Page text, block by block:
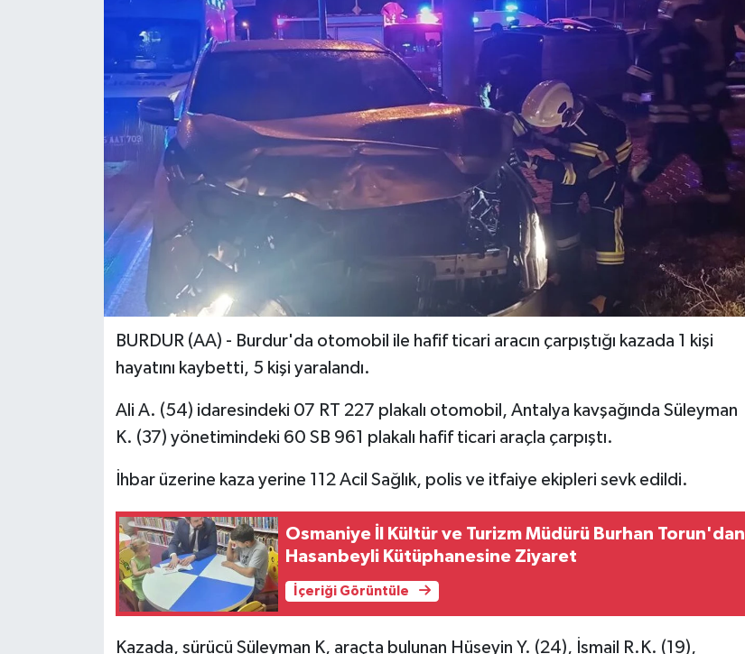
BURDUR (AA) - Burdur'da otomobil ile hafif ticari aracın çarpıştığı kazada 1 kişi
hayatını kaybetti, 5 kişi yaralandı.
Ali A. (54) idaresindeki 07 RT 227 plakalı otomobil, Antalya kavşağında Süleyman
K. (37) yönetimindeki 60 SB 961 plakalı hafif ticari araçla çarpıştı.
İhbar üzerine kaza yerine 112 Acil Sağlık, polis ve itfaiye ekipleri sevk edildi.
Osmaniye İl Kültür ve Turizm Müdürü Burhan Torun'dan
Hasanbeyli Kütüphanesine Ziyaret
İçeriği Görüntüle
Kazada, sürücü Süleyman K, araçta bulunan Hüseyin Y. (24), İsmail R.K. (19),